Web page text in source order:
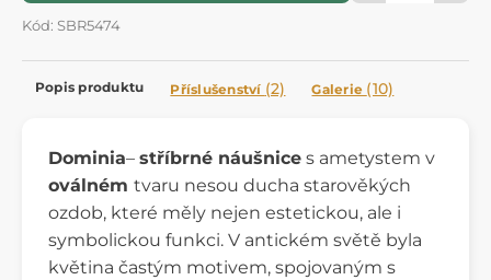
Kód: SBR5474
Popis produktu Příslušenství (2) Galerie (10)
Dominia– stříbrné náušnice s ametystem v
oválném tvaru nesou ducha starověkých
ozdob, které měly nejen estetickou, ale i
symbolickou funkci. V antickém světě byla
květina častým motivem, spojovaným s